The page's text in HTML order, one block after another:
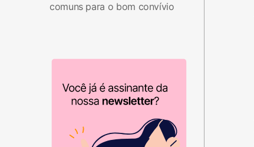
comuns para o bom convívio